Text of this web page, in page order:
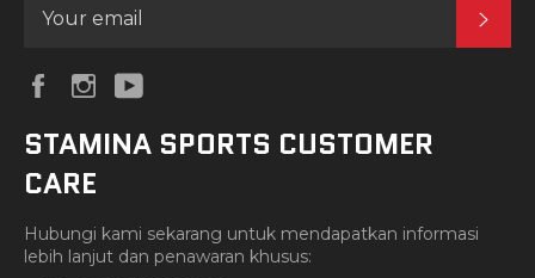
FacebookInstagram
STAMINA SPORTS CUSTOMER
CARE
Hubungi kami sekarang untuk mendapatkan informasi
lebih lanjut dan penawaran khusus: